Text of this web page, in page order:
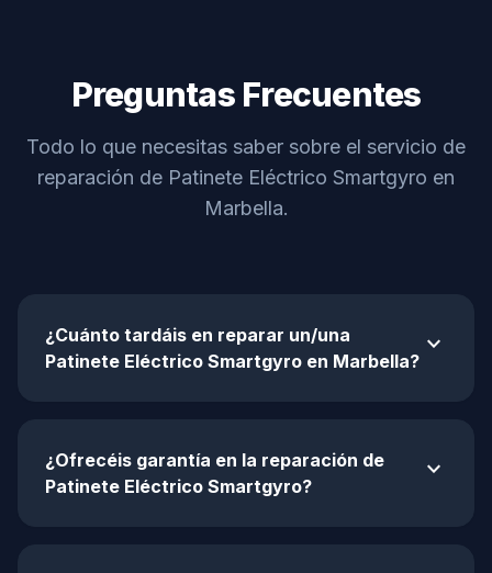
Preguntas Frecuentes
Todo lo que necesitas saber sobre el servicio de
reparación de Patinete Eléctrico Smartgyro en
Marbella.
¿Cuánto tardáis en reparar un/una
Patinete Eléctrico Smartgyro en Marbella?
expand_more
¿Ofrecéis garantía en la reparación de
Patinete Eléctrico Smartgyro?
expand_more